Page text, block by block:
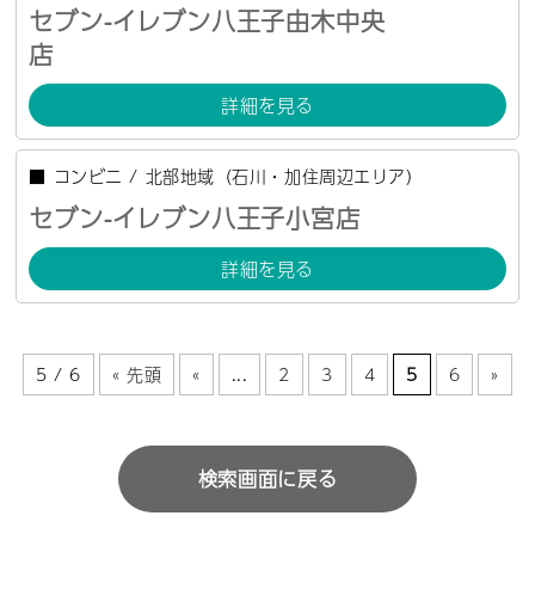
セブン-イレブン八王子由木中央
店
詳細を見る
■ コンビニ / 北部地域（石川・加住周辺エリア）
セブン-イレブン八王子小宮店
詳細を見る
5 / 6 « 先頭 « ... 2 3 4 5 6 »
検索画面に戻る